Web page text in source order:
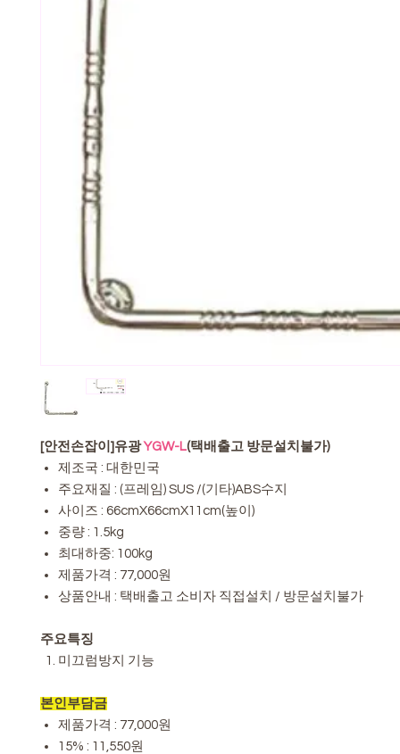
[안전손잡이]유광YGW-L(택배출고 방문설치불가)
제조국 : 대한민국
주요재질 : (프레임) SUS /(기타)ABS수지
사이즈 : 66cmX66cmX11cm(높이)
중량 : 1.5kg
최대하중: 100kg
제품가격 : 77,000원
상품안내 : 택배출고 소비자 직접설치 / 방문설치불가
주요특징
미끄럼방지 기능
본인부담금
제품가격 : 77,000원
15% : 11,550원